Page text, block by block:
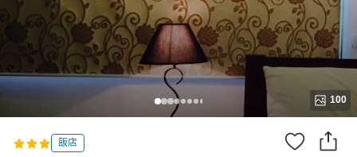
100
飯店